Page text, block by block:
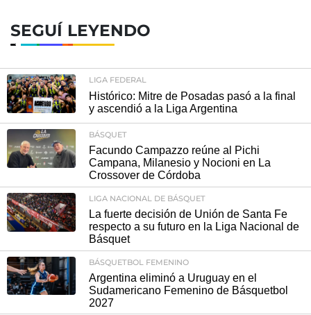
SEGUÍ LEYENDO
LIGA FEDERAL
Histórico: Mitre de Posadas pasó a la final
y ascendió a la Liga Argentina
BÁSQUET
Facundo Campazzo reúne al Pichi
Campana, Milanesio y Nocioni en La
Crossover de Córdoba
LIGA NACIONAL DE BÁSQUET
La fuerte decisión de Unión de Santa Fe
respecto a su futuro en la Liga Nacional de
Básquet
BÁSQUETBOL FEMENINO
Argentina eliminó a Uruguay en el
Sudamericano Femenino de Básquetbol
2027